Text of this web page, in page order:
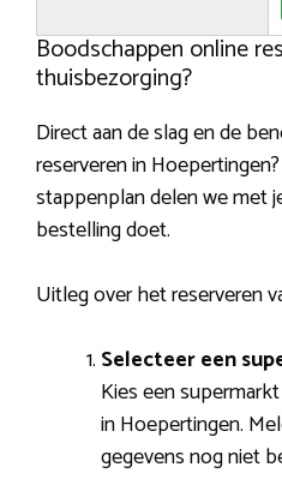
Boodschappen online
thuisbezorging?
Direct aan de slag en de
reserveren in
stappenplan delen we met
bestelling doet.
Uitleg over het reserveren
Selecteer een
Kies een
in Hoepertingen.
gegevens nog niet